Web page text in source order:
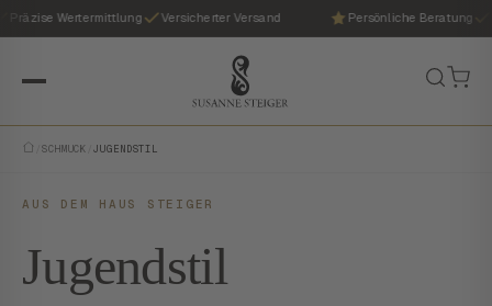
Präzise Wertermittlung Versicherter Versand Persönliche Beratung
SCHMUCK /JUGENDSTIL
AUS DEM HAUS STEIGER
Jugendstil